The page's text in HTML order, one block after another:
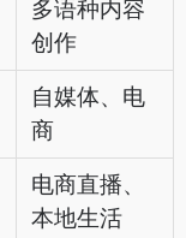
多语种内容
创作
自媒体、电
商
电商直播、
本地生活